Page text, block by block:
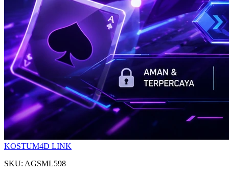
KOSTUM4D LINK
SKU: AGSML598